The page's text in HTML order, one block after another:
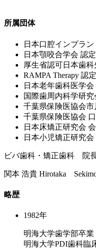
所属団体
⽇本⼝腔インプラ
⽇本顎咬合学会 認
厚⽣省認可⽇本⻭
RAMPA Therapy 認
⽇本⽼年⻭科医学会
国際⻭周内科学研究
千葉県保険医協会
千葉県保険医協会
⽇本床矯正研究会
⽇本⼩児矯正研究会
ビバ歯科・矯正歯科 院
関本 浩貴 Hirotaka
略歴
1982年
明海大学歯学部卒業
明海大学PDI歯科臨